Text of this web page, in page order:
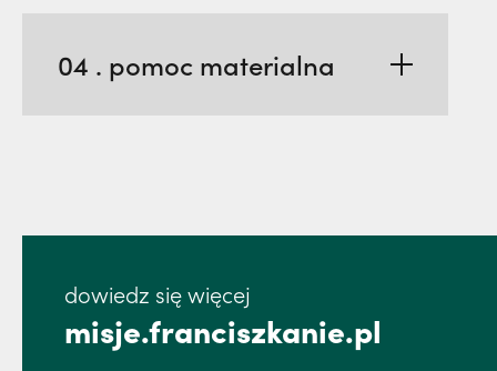
04 . pomoc materialna
dowiedz się więcej
misje.franciszkanie.pl